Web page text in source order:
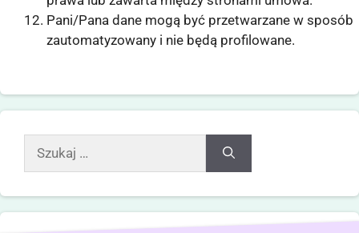
Pani/Pana dane mogą być przetwarzane w sposób
zautomatyzowany i nie będą profilowane.